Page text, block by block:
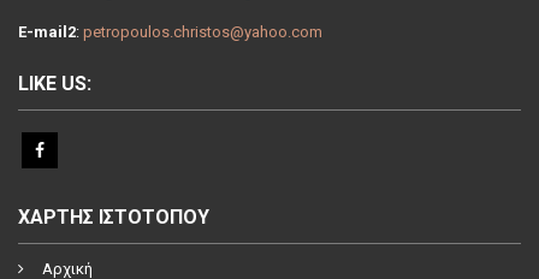
E-mail2: petropoulos.christos@yahoo.com
LIKE US:
ΧΑΡΤΗΣ ΙΣΤΟΤΟΠΟΥ
Αρχική